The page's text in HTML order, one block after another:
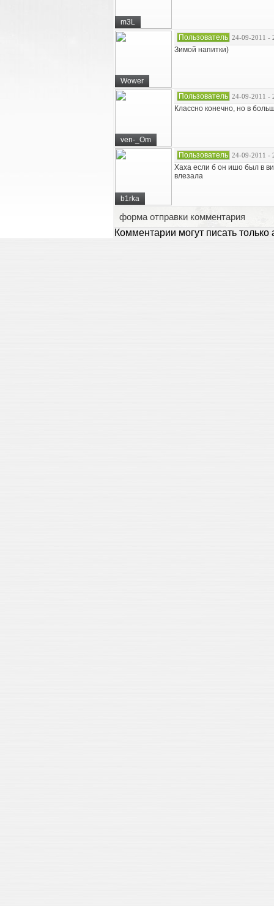
m3L
Wower
Пользователь 24-09-2011 -
Зимой напитки)
ven-_Om
Пользователь 24-09-2011 -
Классно конечно, но в
b1rka
Пользователь 24-09-2011 -
Хаха если б он ишо был в
влезала
форма отправки комментария
Комментарии могут писать